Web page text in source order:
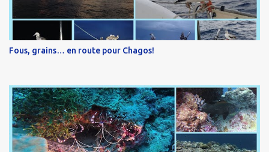
Fous, grains… en route pour Chagos!